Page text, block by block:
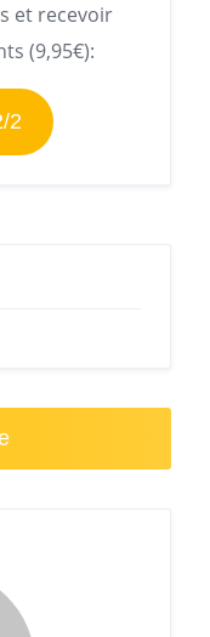
et recevoir
(9,95€):
2